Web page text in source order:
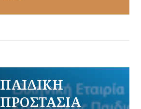
ΠΑΙΔΙΚΗ
ΠΡΟΣΤΑΣΙΑ